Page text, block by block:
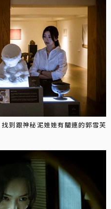
到跟神秘泥娃娃有關連的郭雪芙